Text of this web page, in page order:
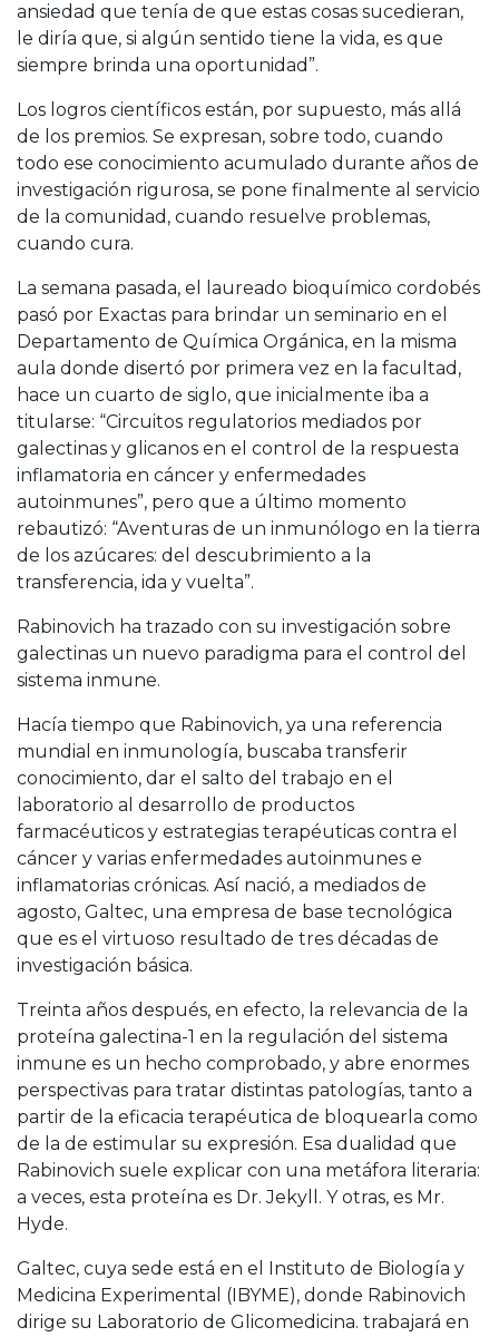
ansiedad que tenía de que estas cosas sucedieran,
le diría que, si algún sentido tiene la vida, es que
siempre brinda una oportunidad”.
Los logros científicos están, por supuesto, más allá
de los premios. Se expresan, sobre todo, cuando
todo ese conocimiento acumulado durante años de
investigación rigurosa, se pone finalmente al servicio
de la comunidad, cuando resuelve problemas,
cuando cura.
La semana pasada, el laureado bioquímico cordobés
pasó por Exactas para brindar un seminario en el
Departamento de Química Orgánica, en la misma
aula donde disertó por primera vez en la facultad,
hace un cuarto de siglo, que inicialmente iba a
titularse: “Circuitos regulatorios mediados por
galectinas y glicanos en el control de la respuesta
inflamatoria en cáncer y enfermedades
autoinmunes”, pero que a último momento
rebautizó: “Aventuras de un inmunólogo en la tierra
de los azúcares: del descubrimiento a la
transferencia, ida y vuelta”.
Rabinovich ha trazado con su investigación sobre
galectinas un nuevo paradigma para el control del
sistema inmune.
Hacía tiempo que Rabinovich, ya una referencia
mundial en inmunología, buscaba transferir
conocimiento, dar el salto del trabajo en el
laboratorio al desarrollo de productos
farmacéuticos y estrategias terapéuticas contra el
cáncer y varias enfermedades autoinmunes e
inflamatorias crónicas. Así nació, a mediados de
agosto, Galtec, una empresa de base tecnológica
que es el virtuoso resultado de tres décadas de
investigación básica.
Treinta años después, en efecto, la relevancia de la
proteína galectina-1 en la regulación del sistema
inmune es un hecho comprobado, y abre enormes
perspectivas para tratar distintas patologías, tanto a
partir de la eficacia terapéutica de bloquearla como
de la de estimular su expresión. Esa dualidad que
Rabinovich suele explicar con una metáfora literaria:
a veces, esta proteína es Dr. Jekyll. Y otras, es Mr.
Hyde.
Galtec, cuya sede está en el Instituto de Biología y
Medicina Experimental (IBYME), donde Rabinovich
dirige su Laboratorio de Glicomedicina. trabajará en